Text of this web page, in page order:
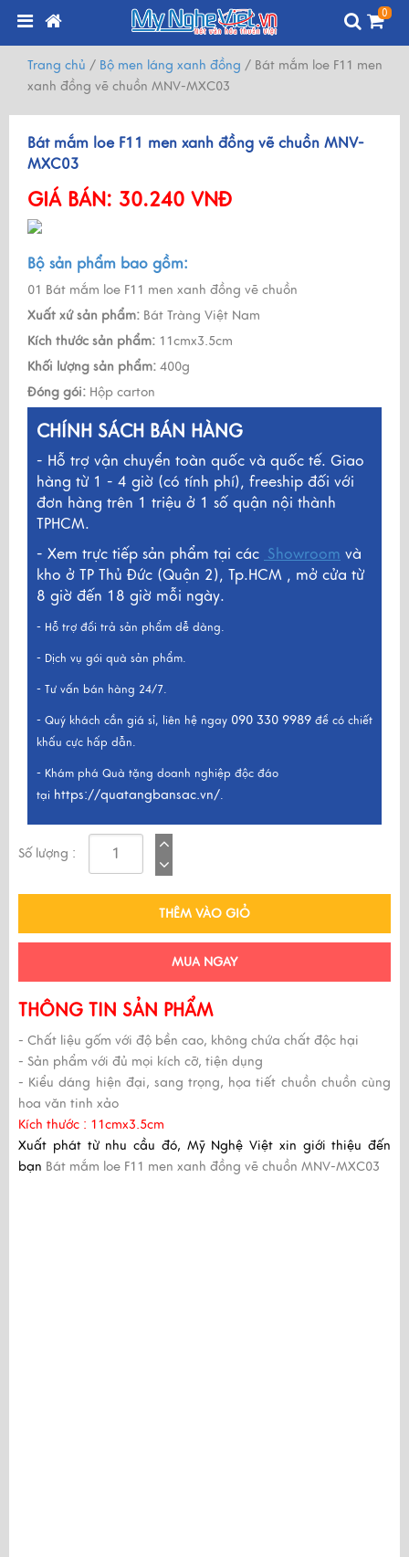
0
Trang chủ / Bộ men láng xanh đồng / Bát mắm loe F11 men
xanh đồng vẽ chuồn MNV-MXC03
Bát mắm loe F11 men xanh đồng vẽ chuồn MNV-
MXC03
GIÁ BÁN: 30.240 VNĐ
Bộ sản phẩm bao gồm:
01 Bát mắm loe F11 men xanh đồng vẽ chuồn
Xuất xứ sản phẩm: Bát Tràng Việt Nam
Kích thước sản phẩm: 11cmx3.5cm
Khối lượng sản phẩm: 400g
Đóng gói: Hộp carton
CHÍNH SÁCH BÁN HÀNG
- Hỗ trợ vận chuyển toàn quốc và quốc tế. Giao
hàng từ 1 - 4 giờ (có tính phí), freeship đối với
đơn hàng trên 1 triệu ở 1 số quận nội thành
TPHCM.
- Xem trực tiếp sản phẩm tại các Showroom và
kho ở TP Thủ Đức (Quận 2), Tp.HCM , mở cửa từ
8 giờ đến 18 giờ mỗi ngày.
- Hỗ trợ đổi trả sản phẩm dễ dàng.
- Dịch vụ gói quà sản phẩm.
- Tư vấn bán hàng 24/7.
- Quý khách cần giá sỉ, liên hệ ngay 090 330 9989 để có chiết
khấu cực hấp dẫn.
- Khám phá Quà tặng doanh nghiệp độc đáo
tại https://quatangbansac.vn/.
Số lượng :
THÊM VÀO GIỎ
MUA NGAY
THÔNG TIN SẢN PHẨM
- Chất liệu gốm với độ bền cao, không chứa chất độc hại
- Sản phẩm với đủ mọi kích cỡ, tiện dụng
- Kiểu dáng hiện đại, sang trọng, họa tiết chuồn chuồn cùng
hoa văn tinh xảo
Kích thước : 11cmx3.5cm
Xuất phát từ nhu cầu đó, Mỹ Nghệ Việt xin giới thiệu đến
bạn Bát mắm loe F11 men xanh đồng vẽ chuồn MNV-MXC03